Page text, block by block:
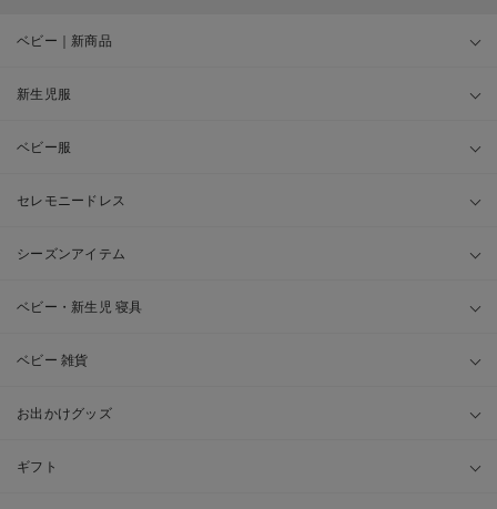
ベビー｜新商品
新生児服
ベビー服
セレモニードレス
シーズンアイテム
ベビー・新生児 寝具
ベビー 雑貨
お出かけグッズ
ギフト